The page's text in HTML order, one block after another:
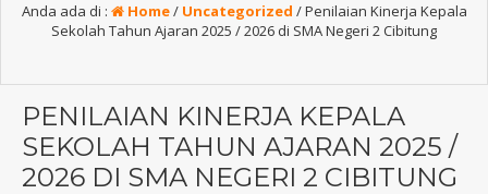
Anda ada di : Home/ Uncategorized /Penilaian Kinerja Kepala
Sekolah Tahun Ajaran 2025 / 2026 di SMA Negeri 2 Cibitung
PENILAIAN KINERJA KEPALA
SEKOLAH TAHUN AJARAN 2025 /
2026 DI SMA NEGERI 2 CIBITUNG